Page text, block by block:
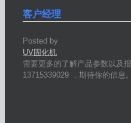
客户经理
Posted by
UV固化机
需要更多的了解产品参数以及
13715339029 ，期待你的信息。